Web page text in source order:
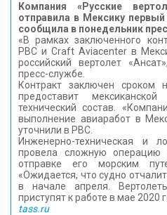
Компания «Русские
отправила в Мексику первый
сообщила в понедельник
«В рамках заключенного
РВС и Craft Aviacenter в
российский вертолет
пресс-службе.
Контракт заключен
предоставит
технический состав.
выполнение авиаработ в
уточнили в РВС.
Инженерно-техническая и
провела сложную операцию
отправке его морским
«Ожидается, что судно
в начале апреля.
приступят к работе в мае 2020
tass.ru